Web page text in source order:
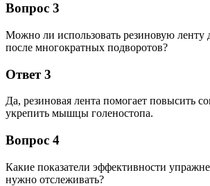
Вопрос 3
Можно ли использовать резиновую ленту
после многократных подворотов?
Ответ 3
Да, резиновая лента помогает повысить
укрепить мышцы голеностопа.
Вопрос 4
Какие показатели эффективности
нужно отслеживать?